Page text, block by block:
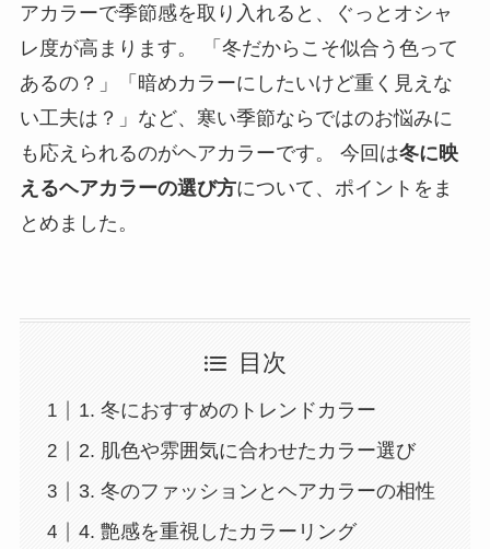
アカラーで季節感を取り入れると、ぐっとオシャ
レ度が高まります。 「冬だからこそ似合う色って
あるの？」「暗めカラーにしたいけど重く見えな
い工夫は？」など、寒い季節ならではのお悩みに
も応えられるのがヘアカラーです。 今回は冬に映
えるヘアカラーの選び方について、ポイントをま
とめました。
目次
1. 冬におすすめのトレンドカラー
2. 肌色や雰囲気に合わせたカラー選び
3. 冬のファッションとヘアカラーの相性
4. 艶感を重視したカラーリング